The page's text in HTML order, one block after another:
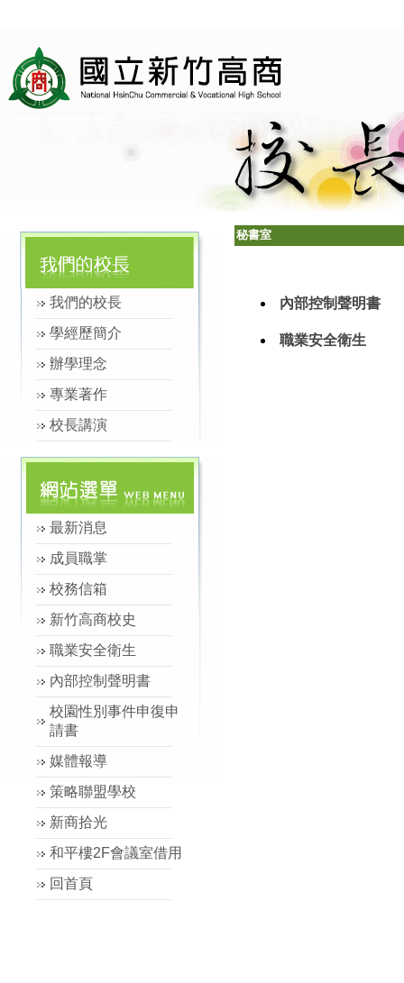
我們的校長
學經歷簡介
辦學理念
專業著作
校長講演
最新消息
成員職掌
校務信箱
新竹高商校史
職業安全衛生
內部控制聲明書
校園性別事件申復申
請書
媒體報導
策略聯盟學校
新商拾光
和平樓2F會議室借用
回首頁
秘書室
內部控制聲明書
職業安全衛生